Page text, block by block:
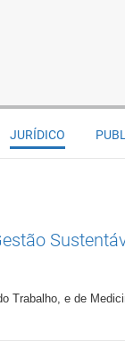
JURÍDICO
Trabalho, e de